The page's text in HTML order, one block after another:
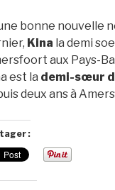
bonne nouvelle
Kina la demi
aux Pays-
est la demi-sœur
deux ans à
: